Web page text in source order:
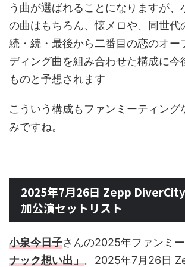
う曲が選ばれることになりますが、
の曲はもちろん、懐メロや、同世代
続・続・最後から二番目の恋のオー
ディング曲を組み合わせた構成に今
ものと予想されます
こういう構成もファンミーティング
みですね。
2025年7月26日 Zepp DiverCity
加公演セットリスト
小泉今日子さんの2025年ファンミ
ナック想い出」。2025年7月26日